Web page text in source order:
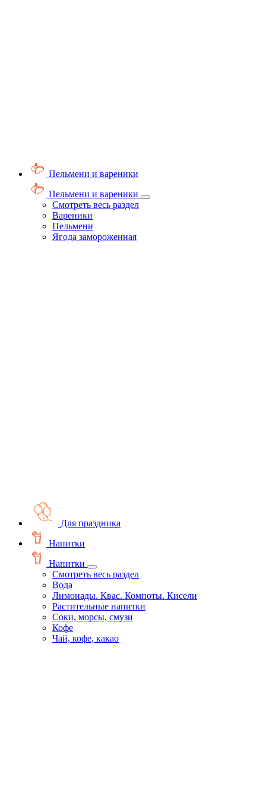
Пельмени и вареники
Пельмени и вареники
Смотреть весь раздел
Вареники
Пельмени
Ягода замороженная
Для праздника
Напитки
Напитки
Смотреть весь раздел
Вода
Лимонады. Квас. Компоты. Кисели
Растительные напитки
Соки, морсы, смузи
Кофе
Чай, кофе, какао